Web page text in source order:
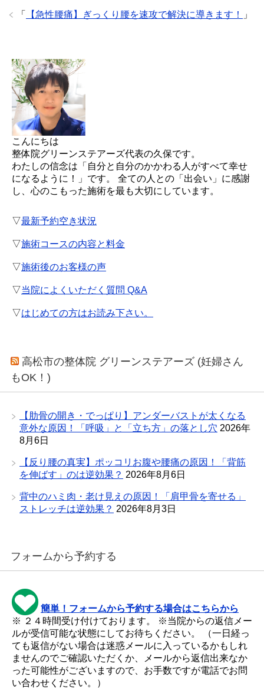
「 【急性腰痛】ぎっくり腰を速攻で解決に導きます！ 」
こんにちは
整体院グリーンステアーズ代表の久保です。
わたしの信念は「自分と自分のかかわる人がすべて幸せ
になるように！」です。 全ての人との「出会い」に感謝
し、心のこもった施術を最も大切にしています。
▽最新予約空き状況
▽施術コースの内容と料金
▽施術後のお客様の声
▽当院によくいただく質問 Q&A
▽はじめての方はお読み下さい。
高松市の整体院 グリーンステアーズ (妊婦さん
もOK！)
【肋骨の開き・でっぱり】アンダーバストが太くなる
意外な原因！「呼吸」と「立ち方」の落とし穴 2026年
8月6日
【反り腰の真実】ポッコリお腹や腰痛の原因！「背筋
を伸ばす」のは逆効果？ 2026年8月6日
背中のハミ肉・老け見えの原因！「肩甲骨を寄せる」
ストレッチは逆効果？ 2026年8月3日
フォームから予約する
簡単！フォームから予約する場合はこちらから
※ ２４時間受け付けております。 ※当院からの返信メー
ルが受信可能な状態にしてお待ちください。 （一日経っ
ても返信がない場合は迷惑メールに入っているかもしれ
ませんのでご確認いただくか、メールから返信出来なか
った可能性がございますので、お手数ですが電話でお問
い合わせください。）